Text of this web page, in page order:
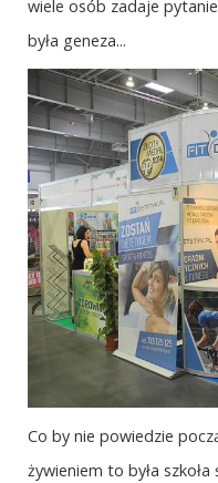
wiele osób zadaje
była geneza...
Co by nie powiedzie
żywieniem to była